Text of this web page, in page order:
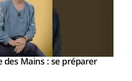
des Mains : se préparer